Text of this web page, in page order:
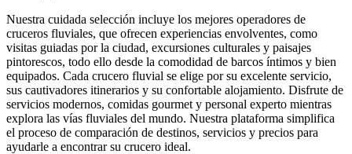
Nuestra cuidada selección incluye los mejores operadores de
cruceros fluviales, que ofrecen experiencias envolventes, como
visitas guiadas por la ciudad, excursiones culturales y paisajes
pintorescos, todo ello desde la comodidad de barcos íntimos y bien
equipados. Cada crucero fluvial se elige por su excelente servicio,
sus cautivadores itinerarios y su confortable alojamiento. Disfrute de
servicios modernos, comidas gourmet y personal experto mientras
explora las vías fluviales del mundo. Nuestra plataforma simplifica
el proceso de comparación de destinos, servicios y precios para
ayudarle a encontrar su crucero ideal.